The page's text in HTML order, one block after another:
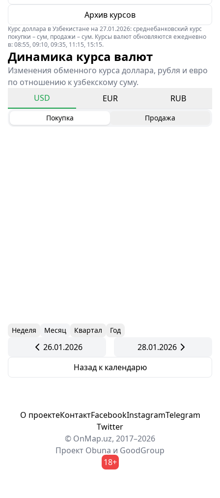
Архив курсов
Курс доллара в Узбекистане на 27.01.2026: среднебанковский курс
покупки – сум, продажи – сум. Курсы валют обновляются ежедневно
в: 08:55, 09:10, 09:35, 11:15, 15:15.
Динамика курса валют
Изменения обменного курса доллара, рубля и евро
по отношению к узбекскому суму.
USD
EUR RUB
Покупка Продажа
Неделя Месяц Квартал Год
26.01.2026
28.01.2026
Назад к календарю
О проектеКонтактFacebookInstagramTelegram
Twitter
© OnMap.uz, 2017–2026
Проект Obuna и GoodGroup
18+